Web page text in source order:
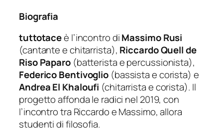
Biografia
tuttotaceè l’incontro diMassimo Rusi
(cantante e chitarrista), Riccardo Quell de
Riso Paparo(batterista e percussionista),
Federico Bentivoglio (bassista e corista) e
Andrea El Khaloufi (chitarrista e corista). Il
progetto affonda le radici nel 2019, con
l’incontro tra Riccardo e Massimo, allora
studenti di filosofia.